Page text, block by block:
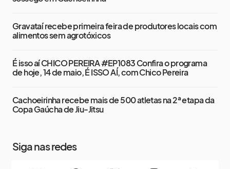
Gravataí recebe primeira feira de produtores locais com
alimentos sem agrotóxicos
É isso aí CHICO PEREIRA #EP1083 Confira o programa
de hoje, 14 de maio, É ISSO AÍ, com Chico Pereira
Cachoeirinha recebe mais de 500 atletas na 2ª etapa da
Copa Gaúcha de Jiu-Jitsu
Siga nas redes